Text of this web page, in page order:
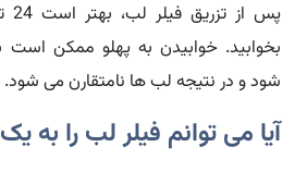
بخوابید. خوابیدن به پهلو ممکن است
شود و در نتیجه لب ها نامتقارن می شود.
آیا می توانم فیلر لب را به